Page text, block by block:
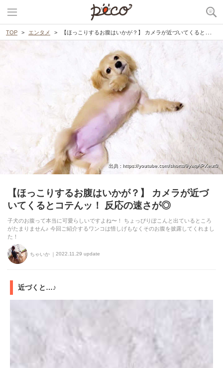
TOP エンタメ 【ほっこりするお腹はいかが？】 カメラが近づいてくるとコテんッ！ 反応の速さが◎
出典 : https://youtube.com/shorts/9ywqAPXeut0
【ほっこりするお腹はいかが？】 カメラが近づ
いてくるとコテんッ！ 反応の速さが◎
子犬のお腹って本当に可愛らしいですよね〜！ ちょっぴりぽこんと出ているところ
がたまりません♪ 今回ご紹介するワンコは惜しげもなくそのお腹を披露してくれまし
た！
ちゃいか 2022.11.29 update
近づくと…♪